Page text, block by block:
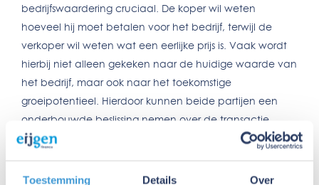
Toestemming Details Over
bedrijfswaardering cruciaal. De koper wil weten
hoeveel hij moet betalen voor het bedrijf, terwijl de
verkoper wil weten wat een eerlijke prijs is. Vaak wordt
hierbij niet alleen gekeken naar de huidige waarde van
het bedrijf, maar ook naar het toekomstige
groeipotentieel. Hierdoor kunnen beide partijen een
onderbouwde beslissing nemen over de transactie.
Methodes voor bedrijfswaardering
Er zijn verschillende methodes om de waarde van een